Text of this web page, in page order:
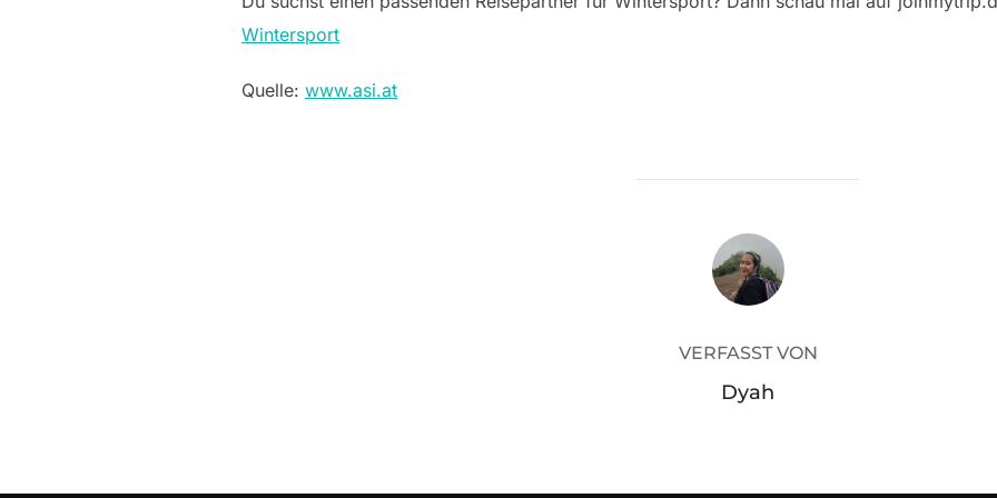
Wintersport
Quelle: www.asi.at
BEITRAGSAUTOR
VERFASST VON
Dyah